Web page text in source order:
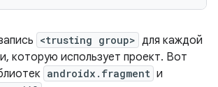
<trusting group> для каждой
которую использует проект. Вот
androidx.fragment и